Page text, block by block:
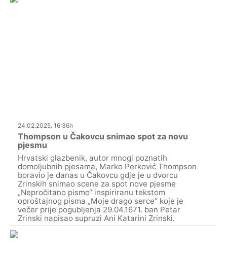
24.02.2025. 16:36h
Thompson u Čakovcu snimao spot za novu
pjesmu
Hrvatski glazbenik, autor mnogi poznatih
domoljubnih pjesama, Marko Perković Thompson
boravio je danas u Čakovcu gdje je u dvorcu
Zrinskih snimao scene za spot nove pjesme
„Nepročitano pismo“ inspiriranu tekstom
oproštajnog pisma „Moje drago serce“ koje je
večer prije pogubljenja 29.04.1671. ban Petar
Zrinski napisao supruzi Ani Katarini Zrinski.